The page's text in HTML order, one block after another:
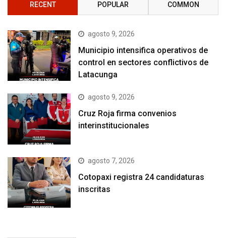
RECENT POPULAR COMMON
agosto 9, 2026
Municipio intensifica operativos de
control en sectores conflictivos de
Latacunga
agosto 9, 2026
Cruz Roja firma convenios
interinstitucionales
agosto 7, 2026
Cotopaxi registra 24 candidaturas
inscritas